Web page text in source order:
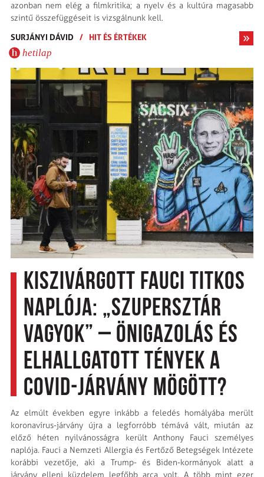
azonban nem elég a film­kritika; a nyelv és a kultúra magasabb
szintű össze­függéseit is vizsgálnunk kell.
SURJÁNYI DÁVID
/ HIT ÉS ÉRTÉKEK
hetilap
Kiszivárgott Fauci titkos
naplója: „Szupersztár
vagyok” – Önigazolás és
elhallgatott tények a
Covid-járvány mögött?
Az elmúlt években egyre inkább a feledés homályába merült
koronavírus-járvány újra a legforróbb témává vált, miután az
előző héten nyilvánosságra került Anthony Fauci személyes
naplója. Fauci a Nemzeti Allergia és Fertőző Betegségek Intézete
korábbi vezetője, aki a Trump- és Biden-kormányok alatt a